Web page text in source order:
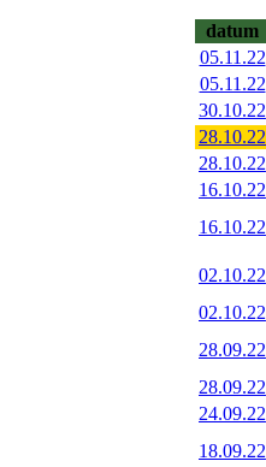
datum
05.11.22
05.11.22
30.10.22
28.10.22
28.10.22
16.10.22
16.10.22
02.10.22
02.10.22
28.09.22
28.09.22
24.09.22
18.09.22